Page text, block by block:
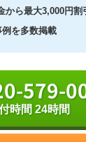
明朗会計で、
と、余計な費
い、銀行振込
から選べます
るため、気に
から最大3,000円割
を多数掲載
579-
時間 24時間